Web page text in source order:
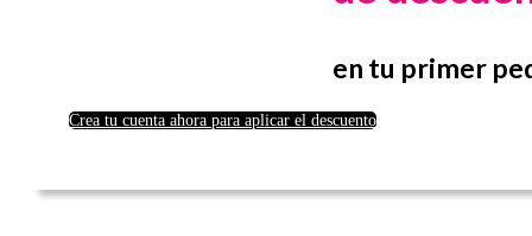
en tu primer
Crea tu cuenta ahora para aplicar el descuento